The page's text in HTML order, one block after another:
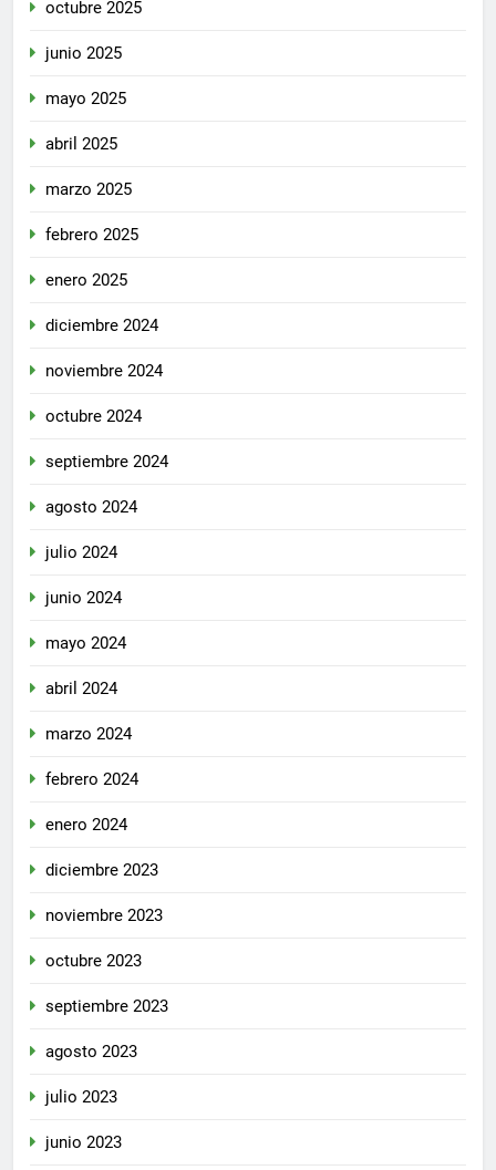
octubre 2025
junio 2025
mayo 2025
abril 2025
marzo 2025
febrero 2025
enero 2025
diciembre 2024
noviembre 2024
octubre 2024
septiembre 2024
agosto 2024
julio 2024
junio 2024
mayo 2024
abril 2024
marzo 2024
febrero 2024
enero 2024
diciembre 2023
noviembre 2023
octubre 2023
septiembre 2023
agosto 2023
julio 2023
junio 2023